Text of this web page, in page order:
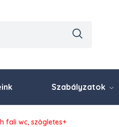
Szabályzatok
fali wc, szögletes+